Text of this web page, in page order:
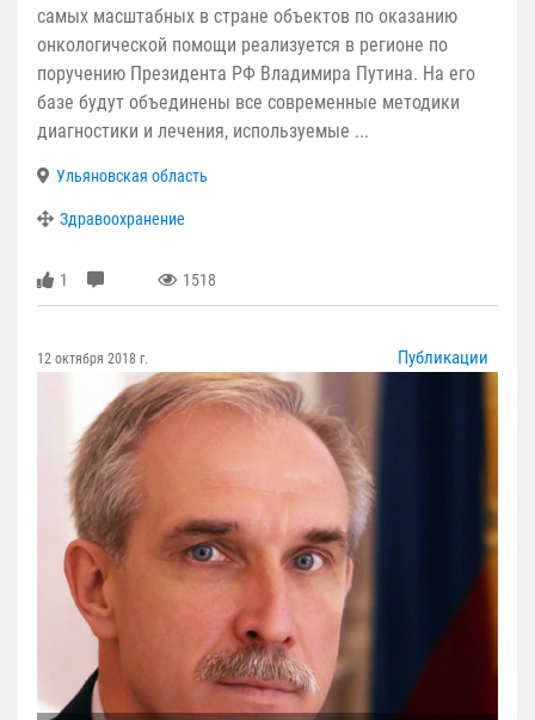
самых масштабных в стране объектов по оказанию
онкологической помощи реализуется в регионе по
поручению Президента РФ Владимира Путина. На его
базе будут объединены все современные методики
диагностики и лечения, используемые ...
Ульяновская область
Здравоохранение
1 1518
12 октября 2018 г. Публикации